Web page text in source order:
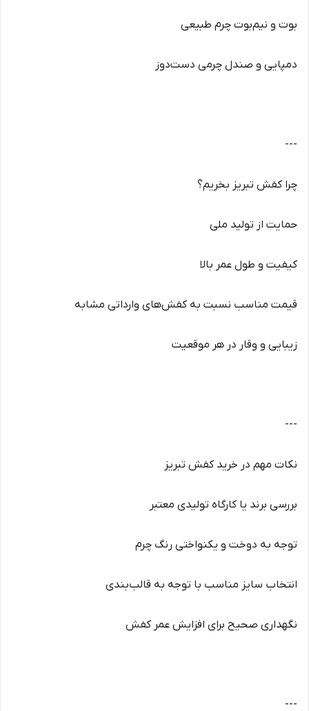
بوت و نیم‌بوت چرم طبیعی
دمپایی و صندل چرمی دست‌دوز
---
چرا کفش تبریز بخریم؟
حمایت از تولید ملی
کیفیت و طول عمر بالا
قیمت مناسب نسبت به کفش‌های وارداتی مشابه
زیبایی و وقار در هر موقعیت
---
نکات مهم در خرید کفش تبریز
بررسی برند یا کارگاه تولیدی معتبر
توجه به دوخت و یکنواختی رنگ چرم
انتخاب سایز مناسب با توجه به قالب‌بندی
نگهداری صحیح برای افزایش عمر کفش
---